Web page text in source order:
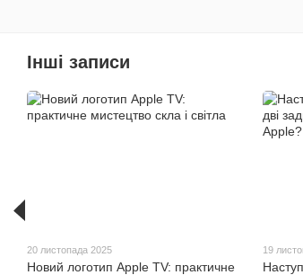
Інші записи
20 листопада 2025
Новий логотип Apple TV: практичне
19